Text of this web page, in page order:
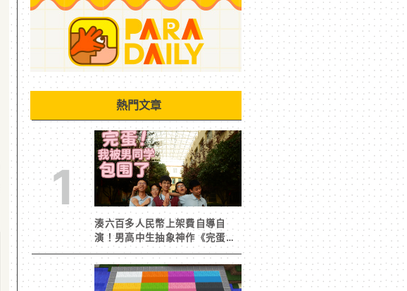
熱門文章
1
湊六百多人民幣上架費自導自
演！男高中生抽象神作《完蛋！
我被男同學包圍了》突然爆紅